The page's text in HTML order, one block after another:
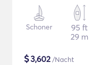
Schoner
95 ft
29 m
$3,602/Nacht